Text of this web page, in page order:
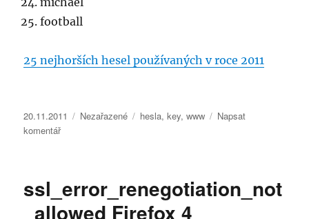
football
25 nejhorších hesel používaných v roce 2011
Publikováno:
20.11.2011 Rubriky:
Nezařazené Štítky:
hesla,key,www
Napsat
komentářpro
Nejpoužívanější
hesla
ssl_error_renegotiation_not
_allowed Firefox 4